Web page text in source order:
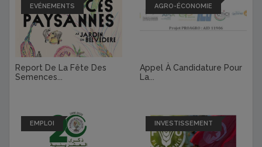
EVÉNEMENTS
Report De La Fête Des
Semences...
AGRO-ÉCONOMIE
Appel À Candidature Pour
La...
EMPLOI INVESTISSEMENT